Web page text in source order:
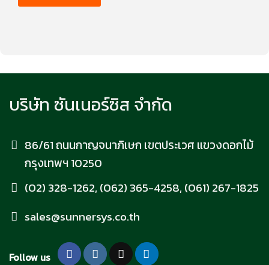
บริษัท ซันเนอร์ซิส จำกัด
86/61 ถนนกาญจนาภิเษก เขตประเวศ แขวงดอกไม้
กรุงเทพฯ 10250
(02) 328-1262, (062) 365-4258, (061) 267-1825
sales@sunnersys.co.th
Follow us